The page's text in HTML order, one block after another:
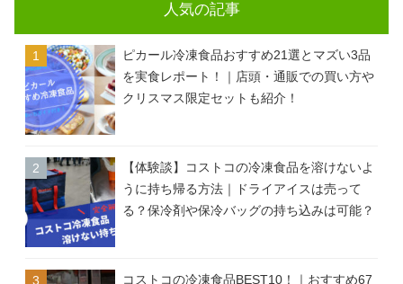
人気の記事
ピカール冷凍食品おすすめ21選とマズい3品
を実食レポート！｜店頭・通販での買い方や
クリスマス限定セットも紹介！
【体験談】コストコの冷凍食品を溶けないよ
うに持ち帰る方法｜ドライアイスは売って
る？保冷剤や保冷バッグの持ち込みは可能？
コストコの冷凍食品BEST10！｜おすすめ67